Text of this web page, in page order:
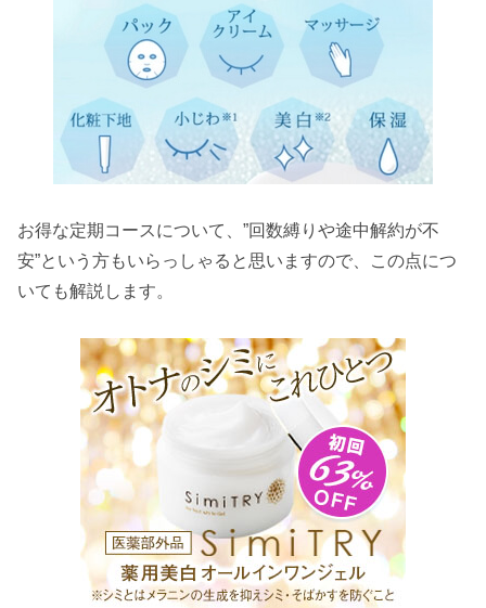
お得な定期コースについて、”回数縛りや途中解約が不
安”という方もいらっしゃると思いますので、この点につ
いても解説します。